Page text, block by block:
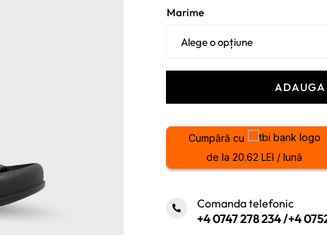
fost:
Marime
ADAUGA
Cumpără cu
de la 20.62 LEI / lună
Comanda telefonic
+4 0747 278 234/+4